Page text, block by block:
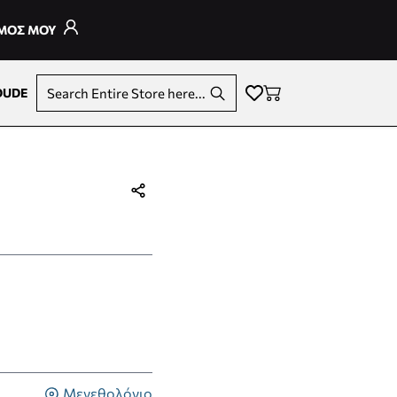
ΜΟΥ
Search Entire Store here...
Μεγεθολόγιο